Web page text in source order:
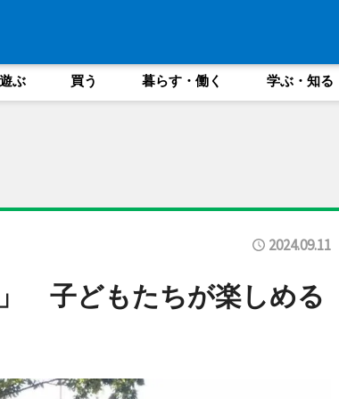
ぶ 買う 暮らす・働く 学ぶ・知る
2024.09.11
子どもたちが楽しめる